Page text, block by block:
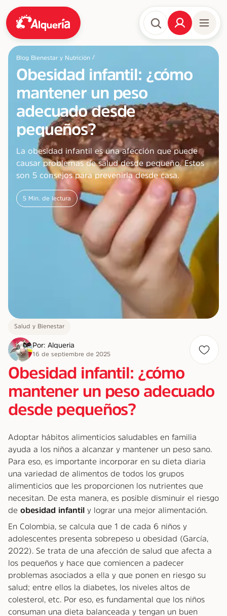
Blog Bienestar y Nutrición /
Obesidad infantil: ¿cómo
mantener un peso
adecuado desde
pequeños?
La obesidad infantil es una afección que puede
causar problemas de salud desde pequeño. Estos
son 5 consejos para prevenirla desde casa.
5 Min. de lectura
Salud y Bienestar
Por: Alqueria
16 de septiembre de 2025
Obesidad infantil: ¿cómo
mantener un peso adecuado
desde pequeños?
Adoptar hábitos alimenticios saludables en familia
ayuda a los niños a alcanzar y mantener un peso sano.
Para eso, es importante incorporar en su dieta diaria
una variedad de alimentos de todos los grupos
alimenticios que les proporcionen los nutrientes que
necesitan. De esta manera, es posible disminuir el riesgo
de obesidad infantil y lograr una mejor alimentación.
En Colombia, se calcula que 1 de cada 6 niños y
adolescentes presenta sobrepeso u obesidad (García,
2022). Se trata de una afección de salud que afecta a
los pequeños y hace que comiencen a padecer
problemas asociados a ella y que ponen en riesgo su
salud; entre ellos la diabetes, los niveles altos de
colesterol, etc. Por eso, es fundamental que los niños
consuman una dieta balanceada y tengan un buen